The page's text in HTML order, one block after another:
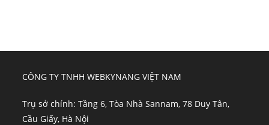
CÔNG TY TNHH WEBKYNANG VIỆT NAM
Trụ sở chính: Tầng 6, Tòa Nhà Sannam, 78 Duy Tân,
Cầu Giấy, Hà Nội